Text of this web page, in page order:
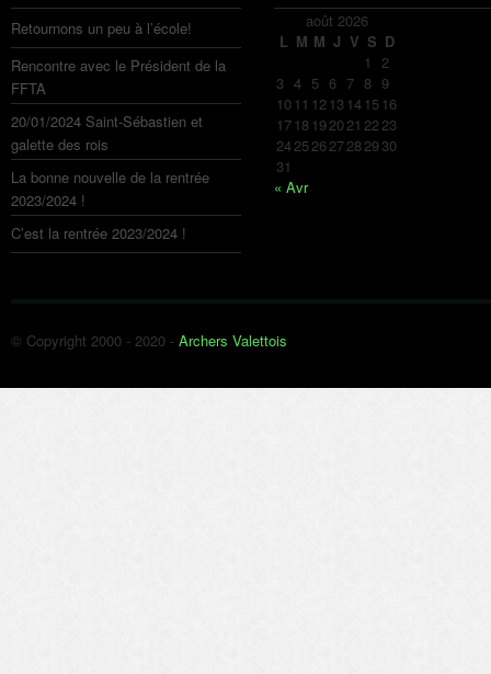
Retournons un peu à l’école!
Rencontre avec le Président de la
FFTA
20/01/2024 Saint-Sébastien et
galette des rois
La bonne nouvelle de la rentrée
2023/2024 !
C’est la rentrée 2023/2024 !
août 2026
L M M J V S D
1 2
3 4 5 6 7 8 9
10 11 12 13 14 15 16
17 18 192021 2223
24252627282930
31
« Avr
© Copyright 2000 - 2020 - Archers Valettois